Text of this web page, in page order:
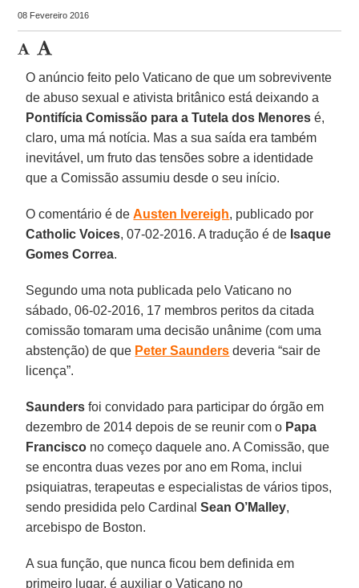
08 Fevereiro 2016
O anúncio feito pelo Vaticano de que um sobrevivente
de abuso sexual e ativista britânico está deixando a
Pontifícia Comissão para a Tutela dos Menores é,
claro, uma má notícia. Mas a sua saída era também
inevitável, um fruto das tensões sobre a identidade
que a Comissão assumiu desde o seu início.
O comentário é deAusten Ivereigh, publicado por
Catholic Voices, 07-02-2016. A tradução é de Isaque
Gomes Correa.
Segundo uma nota publicada pelo Vaticano no
sábado, 06-02-2016, 17 membros peritos da citada
comissão tomaram uma decisão unânime (com uma
abstenção) de que Peter Saunders deveria “sair de
licença”.
Saunders foi convidado para participar do órgão em
dezembro de 2014 depois de se reunir com o Papa
Francisco no começo daquele ano. A Comissão, que
se encontra duas vezes por ano em Roma, inclui
psiquiatras, terapeutas e especialistas de vários tipos,
sendo presidida pelo CardinalSean O’Malley,
arcebispo de Boston.
A sua função, que nunca ficou bem definida em
primeiro lugar, é auxiliar o Vaticano no